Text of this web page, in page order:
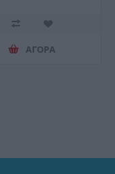
ΑΓΟΡΑ